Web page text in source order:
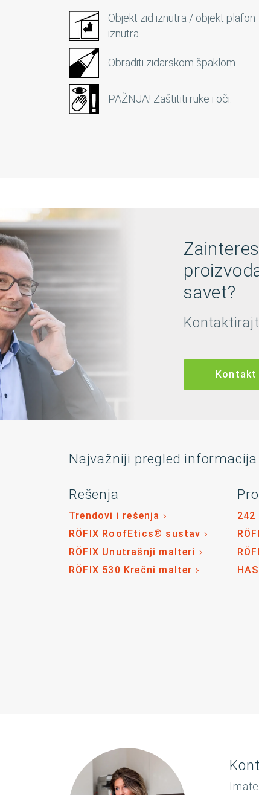
Objekt zid iznutra / objekt plafon
iznutra
Obraditi zidarskom špaklom
PAŽNJA! Zaštititi ruke i oči.
savet?
Najvažniji pregled informacija
Rešenja
Trendovi i rešenja
RÖFIX RoofEtics® sustav
RÖFIX Unutrašnji malteri
RÖFIX 530 Krečni malter
242